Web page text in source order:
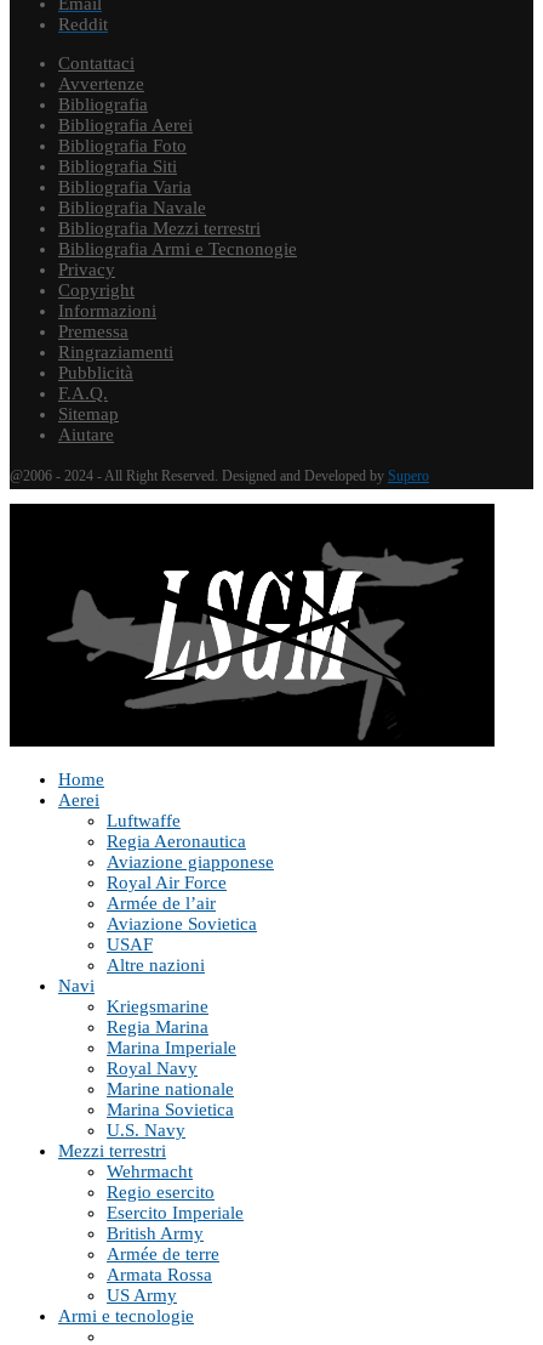
Reddit
Contattaci
Avvertenze
Bibliografia
Bibliografia Aerei
Bibliografia Foto
Bibliografia Siti
Bibliografia Varia
Bibliografia Navale
Bibliografia Mezzi terrestri
Bibliografia Armi e Tecnonogie
Privacy
Copyright
Informazioni
Premessa
Ringraziamenti
Pubblicità
F.A.Q.
Sitemap
Aiutare
@2006 - 2024 - All Right Reserved. Designed and Developed by Supero
Home
Aerei
Luftwaffe
Regia Aeronautica
Aviazione giapponese
Royal Air Force
Armée de l’air
Aviazione Sovietica
USAF
Altre nazioni
Navi
Kriegsmarine
Regia Marina
Marina Imperiale
Royal Navy
Marine nationale
Marina Sovietica
U.S. Navy
Mezzi terrestri
Wehrmacht
Regio esercito
Esercito Imperiale
British Army
Armée de terre
Armata Rossa
US Army
Armi e tecnologie